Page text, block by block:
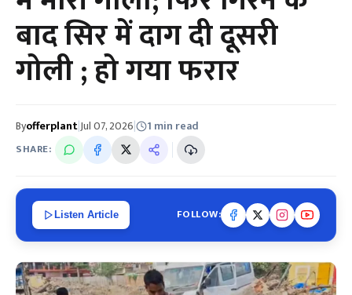
बाद सिर में दाग दी दूसरी
गोली ; हो गया फरार
Byofferplant|Jul 07, 2026| 1 min read
SHARE:
Listen Article FOLLOW: